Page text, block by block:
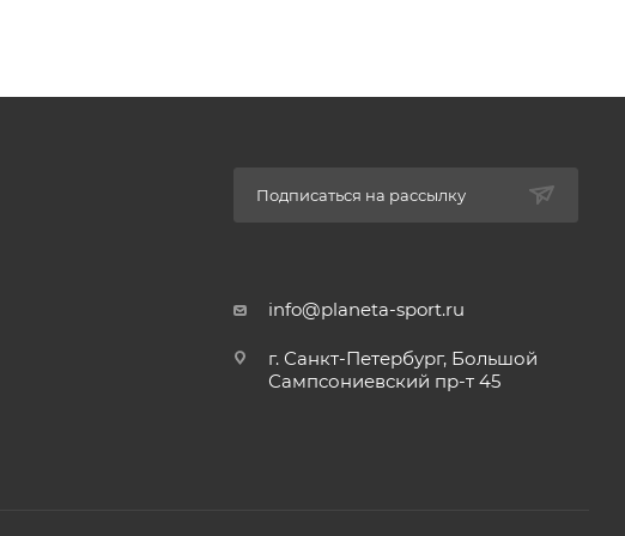
Подписаться на рассылку
info@planeta-sport.ru
г. Санкт-Петербург, Большой
Сампсониевский пр-т 45